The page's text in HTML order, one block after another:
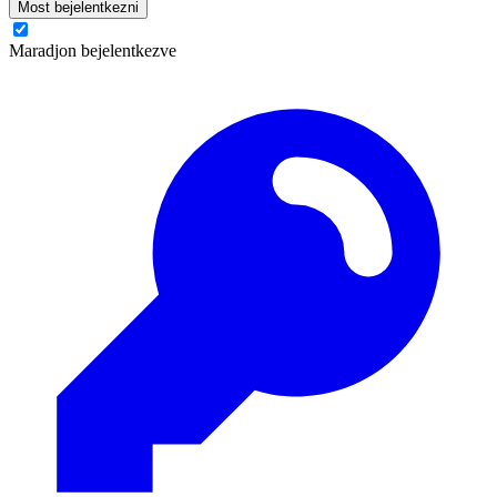
Most bejelentkezni
Maradjon bejelentkezve